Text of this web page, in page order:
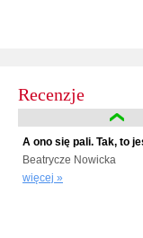
Recenzje
A ono się pali. Tak, to
Beatrycze Nowicka
więcej »